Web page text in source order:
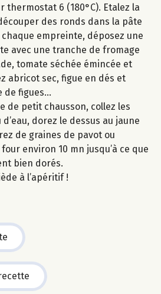
thermostat 6 (180°C). Etalez la
des ronds dans la pâte
empreinte, déposez une
avec une tranche de fromage
tomate séchée émincée et
abricot sec, figue en dés et
de figues…
de petit chausson, collez les
dorez le dessus au jaune
de graines de pavot ou
environ 10 mn jusqu’à ce que
bien dorés.
à l’apéritif !